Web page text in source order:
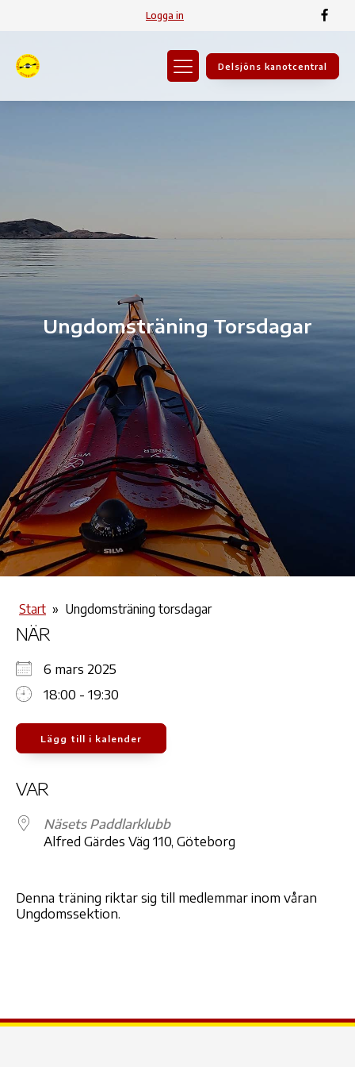
Logga in
Delsjöns kanotcentral
Ungdomsträning Torsdagar
Start » Ungdomsträning torsdagar
NÄR
6 mars 2025
18:00 - 19:30
Lägg till i kalender
VAR
Näsets Paddlarklubb
Alfred Gärdes Väg 110, Göteborg
Denna träning riktar sig till medlemmar inom våran
Ungdomssektion.